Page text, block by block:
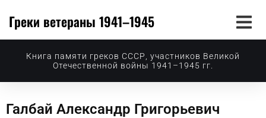
Греки ветераны 1941–1945
Книга памяти греков СССР, участников Великой
Отечественной войны 1941–1945 гг.
Галбай Александр Григорьевич